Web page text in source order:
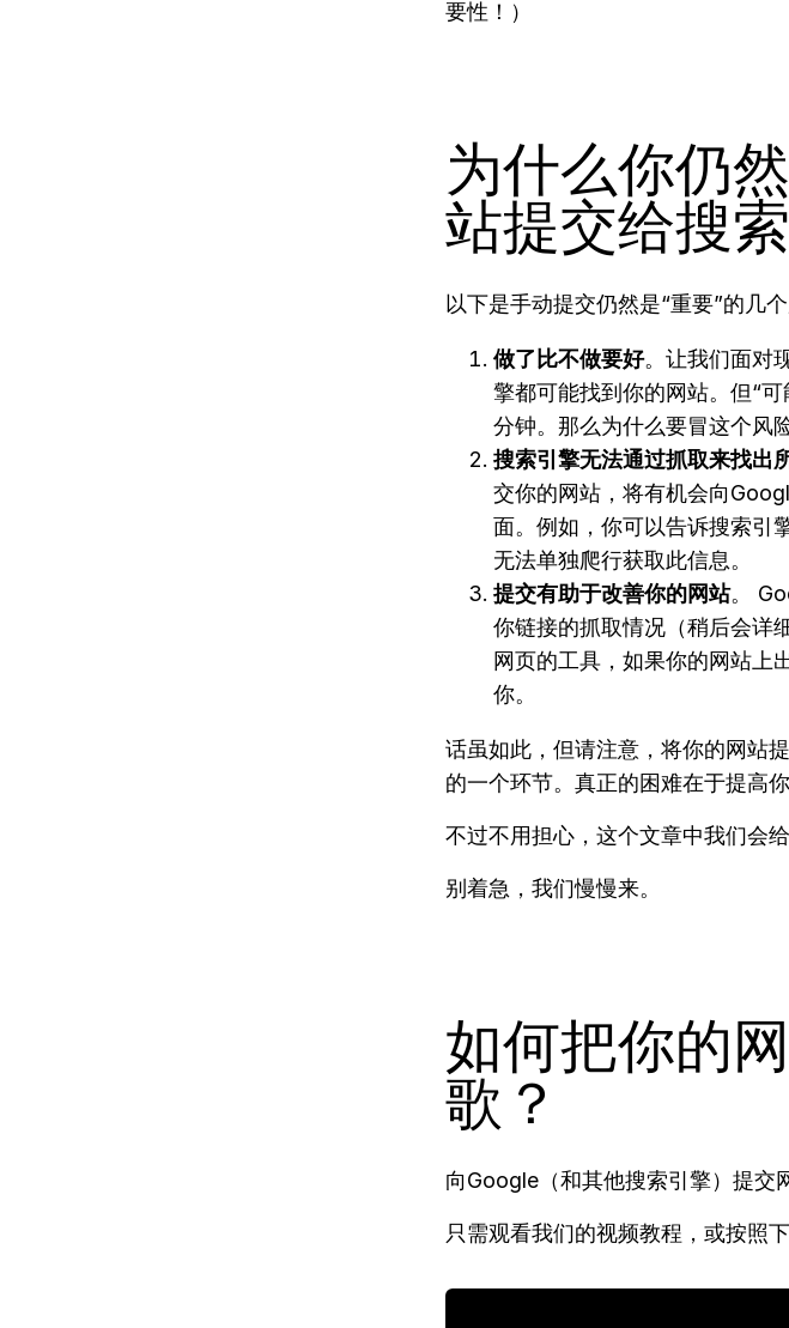
要性！）
为什么你仍
站提交给搜
以下是手动提交仍然是“重要”的几个
做了比不做要好。让我们面对
擎都可能找到你的网站。但“
分钟。那么为什么要冒这个风
搜索引擎无法通过抓取来找出
交你的网站，将有机会向
面。例如，你可以告诉搜索引
无法单独爬行获取此信息。
提交有助于改善你的网站。
你链接的抓取情况（稍后会详
网页的工具，如果你的网站上
你。
话虽如此，但请注意，将你的网站
的一个环节。真正的困难在于提高
不过不用担心，这个文章中我们会
别着急，我们慢慢来。
如何把你的
歌？
向Google（和其他搜索引擎）提交
只需观看我们的视频教程，或按照